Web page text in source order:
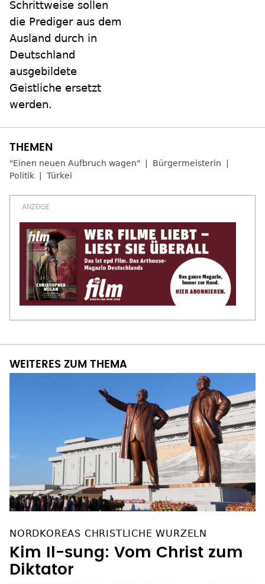
Schrittweise sollen
die Prediger aus dem
Ausland durch in
Deutschland
ausgebildete
Geistliche ersetzt
werden.
"Einen neuen Aufbruch wagen"
Bürgermeisterin
Politik
Türkei
WEITERES ZUM THEMA
NORDKOREAS CHRISTLICHE WURZELN
Kim Il-sung: Vom Christ zum
Diktator